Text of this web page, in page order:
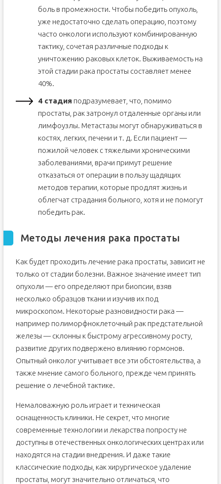
боль в промежности. Чтобы победить опухоль,
уже недостаточно сделать операцию, поэтому
часто онкологи используют комбинированную
тактику, сочетая различные подходы к
уничтожению раковых клеток. Выживаемость на
этой стадии рака простаты составляет менее
40%.
4 стадия подразумевает, что, помимо
простаты, рак затронул отдаленные органы или
лимфоузлы. Метастазы могут обнаруживаться в
костях, легких, печени и т. д. Если пациент —
пожилой человек с тяжелыми хроническими
заболеваниями, врачи примут решение
отказаться от операции в пользу щадящих
методов терапии, которые продлят жизнь и
облегчат страдания больного, хотя и не помогут
победить рак.
Методы лечения рака простаты
Как будет проходить лечение рака простаты, зависит не
только от стадии болезни. Важное значение имеет тип
опухоли — его определяют при биопсии, взяв
несколько образцов ткани и изучив их под
микроскопом. Некоторые разновидности рака —
например полиморфноклеточный рак предстательной
железы — склонны к быстрому агрессивному росту,
развитие других подвержено влиянию гормонов.
Опытный онколог учитывает все эти обстоятельства, а
также мнение самого больного, прежде чем принять
решение о лечебной тактике.
Немаловажную роль играет и техническая
оснащенность клиники. Не секрет, что многие
современные технологии и лекарства попросту не
доступны в отечественных онкологических центрах или
находятся на стадии внедрения. И даже такие
классические подходы, как хирургическое удаление
простаты, могут значительно отличаться, что